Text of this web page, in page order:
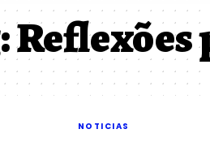
NOTICIAS